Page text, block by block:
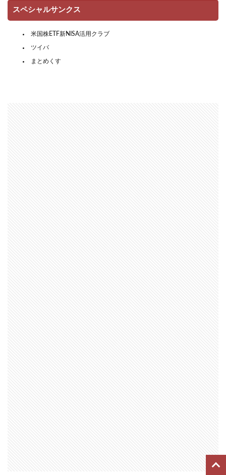
スペシャルサンクス
米国株ETF新NISA活用クラブ
ツイバ
まとめくす